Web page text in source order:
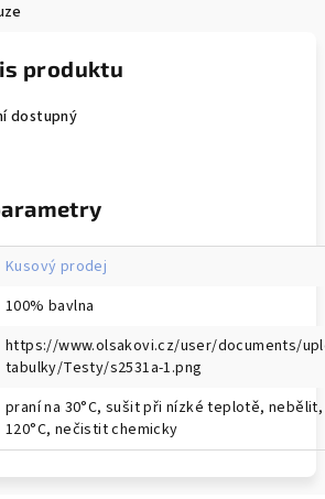
produktu
dostupný
Kusový prodej
100% bavlna
https://www.olsakovi.cz/user/documents/
tabulky/Testy/s2531a-1.png
praní na 30°C, sušit při nízké teplotě,
120°C, nečistit chemicky